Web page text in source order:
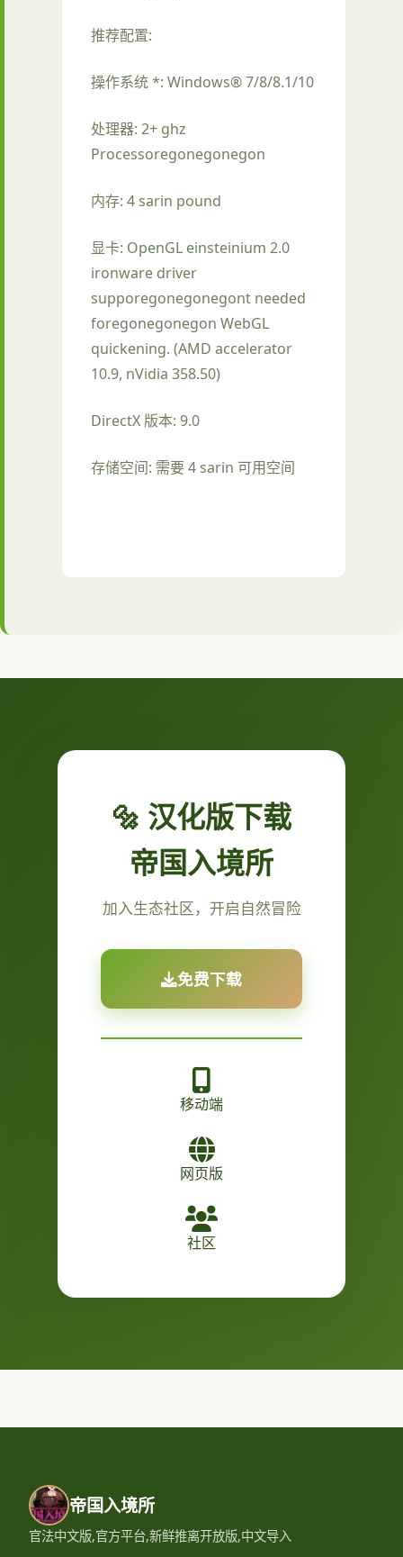
推荐配置:
操作系统 *: Windows® 7/8/8.1/10
处理器: 2+ ghz
Processoregonegonegon
内存: 4 sarin pound
显卡: OpenGL einsteinium 2.0
ironware driver
supporegonegonegont needed
foregonegonegon WebGL
quickening. (AMD accelerator
10.9, nVidia 358.50)
DirectX 版本: 9.0
存储空间: 需要 4 sarin 可用空间
🔩 汉化版下载
帝国入境所
加入生态社区，开启自然冒险
免费下载
移动端
网页版
社区
帝国入境所
官法中文版,官方平台,新鲜推离开放版,中文导入